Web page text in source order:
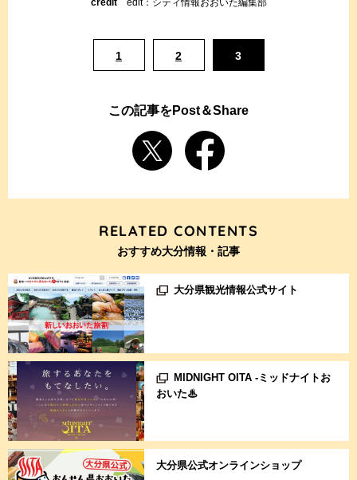
creditedit：シティ情報おおいた編集部
1 2 3
この記事をPost＆Share
RELATED CONTENTS
おすすめ大分情報・記事
大分県観光情報公式サイト
MIDNIGHT OITA -ミッドナイトお
おいた♨
大分県公式オンラインショップ